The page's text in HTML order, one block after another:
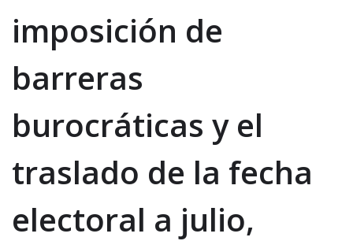
imposición de
barreras
burocráticas y el
traslado de la fecha
electoral a julio,